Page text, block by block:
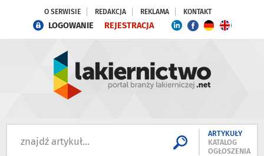
O SERWISIE REDAKCJA REKLAMA KONTAKT
LOGOWANIE REJESTRACJA
ARTYKUŁY
KATALOG
OGŁOSZENIA